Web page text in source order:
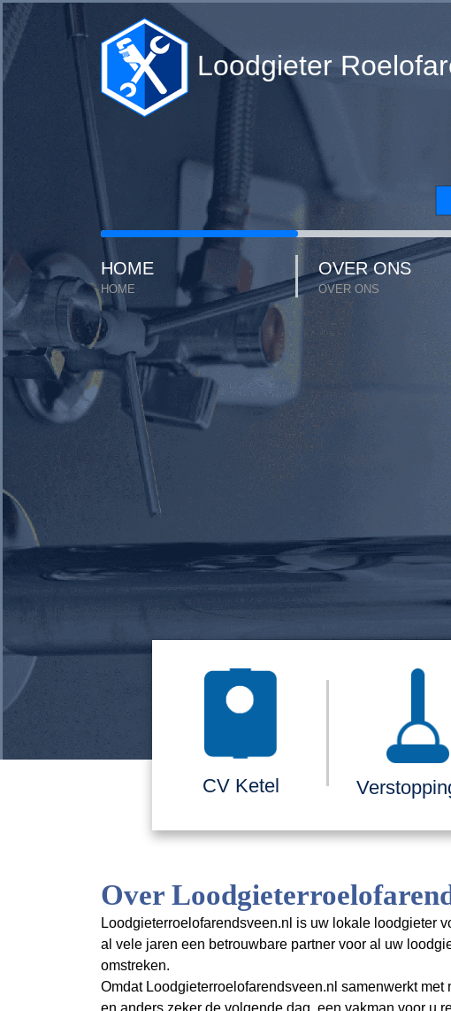
Loodgieter
HOME
HOME
OVER ONS
OVER ONS
CV Ketel
Over
Loodgieterroelofarendsveen.nl is uw lokale loodgieter
al vele jaren een betrouwbare partner voor al uw
omstreken.
Omdat Loodgieterroelofarendsveen.nl samenwerkt
en anders zeker de volgende dag, een vakman voor u